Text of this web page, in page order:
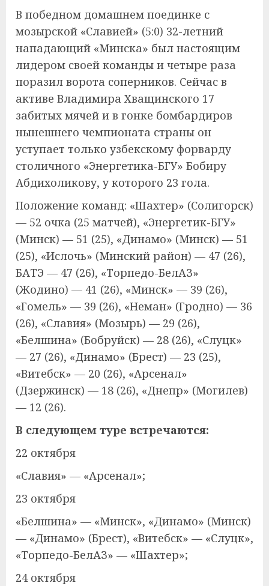
В победном домашнем поединке с
мозырской «Славией» (5:0) 32-летний
нападающий «Минска» был настоящим
лидером своей команды и четыре раза
поразил ворота соперников. Сейчас в
активе Владимира Хващинского 17
забитых мячей и в гонке бомбардиров
нынешнего чемпионата страны он
уступает только узбекскому форварду
столичного «Энергетика-БГУ» Бобиру
Абдихоликову, у которого 23 гола.
Положение команд: «Шахтер» (Солигорск)
— 52 очка (25 матчей), «Энергетик-БГУ»
(Минск) — 51 (25), «Динамо» (Минск) — 51
(25), «Ислочь» (Минский район) — 47 (26),
БАТЭ — 47 (26), «Торпедо-БелАЗ»
(Жодино) — 41 (26), «Минск» — 39 (26),
«Гомель» — 39 (26), «Неман» (Гродно) — 36
(26), «Славия» (Мозырь) — 29 (26),
«Белшина» (Бобруйск) — 28 (26), «Слуцк»
— 27 (26), «Динамо» (Брест) — 23 (25),
«Витебск» — 20 (26), «Арсенал»
(Дзержинск) — 18 (26), «Днепр» (Могилев)
— 12 (26).
В следующем туре встречаются:
22 октября
«Славия» — «Арсенал»;
23 октября
«Белшина» — «Минск», «Динамо» (Минск)
— «Динамо» (Брест), «Витебск» — «Слуцк»,
«Торпедо-БелАЗ» — «Шахтер»;
24 октября